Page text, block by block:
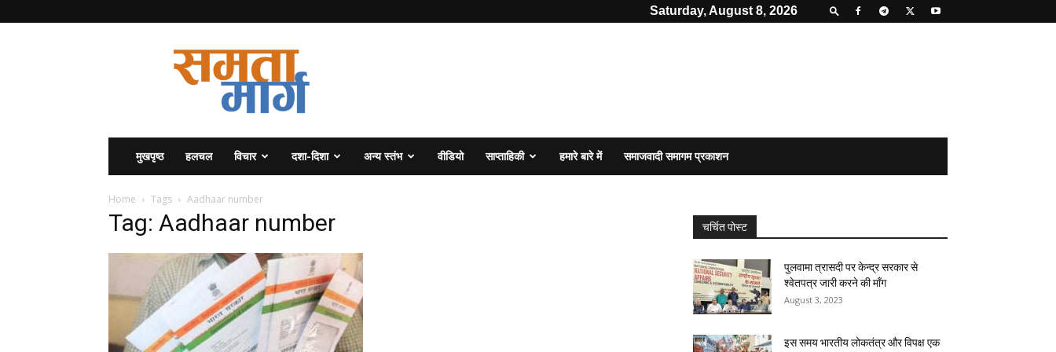
Saturday, August 8, 2026
मुखपृष्ठ हलचल विचार दशा-दिशा अन्य स्तंभ वीडियो साप्ताहिकी हमारे बारे में समाजवादी समागम प्रकाशन
Home Tags Aadhaar number
Tag: Aadhaar number चर्चित पोस्ट
पुलवामा त्रासदी पर केन्द्र सरकार से
श्वेतपत्र जारी करने की मॉंग
August 3, 2023
इस समय भारतीय लोकतंत्र और विपक्ष एक